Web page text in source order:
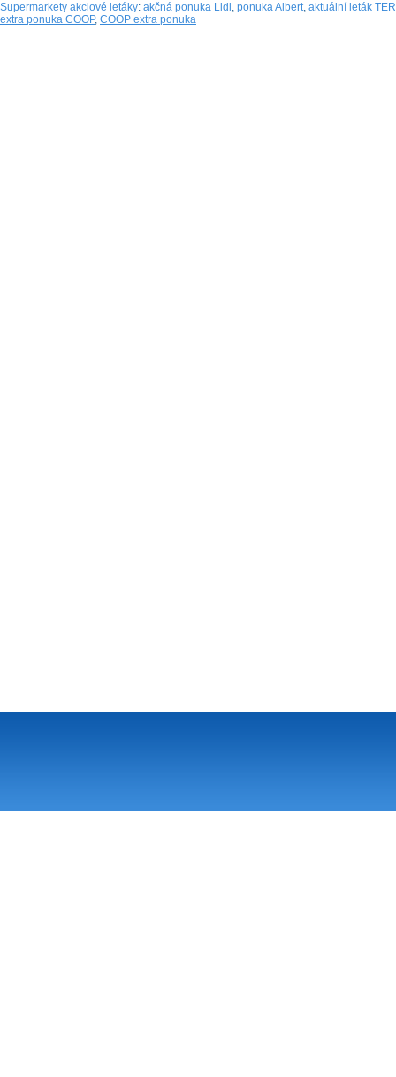
Supermarkety akciové letáky: akčná ponuka Lidl , ponuka Albert, aktuální leták
extra ponuka COOP, COOP extra ponuka